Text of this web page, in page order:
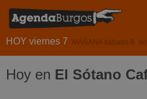
HOY viernes 7 MAÑANA sábado 8
Hoy en El Sótano